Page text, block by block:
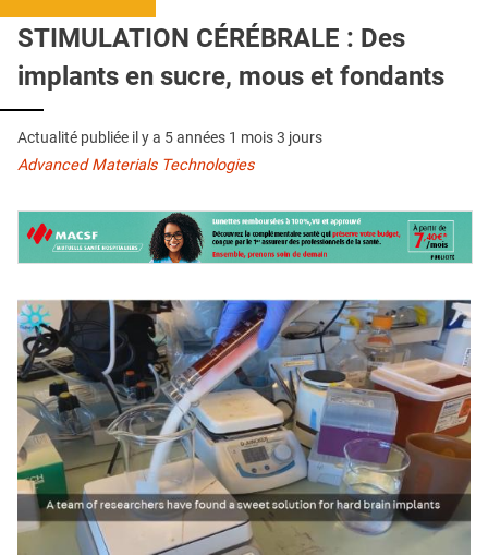
CONTACT
STIMULATION CÉRÉBRALE : Des
implants en sucre, mous et fondants
Actualité publiée il y a 5 années 1 mois 3 jours
Advanced Materials Technologies